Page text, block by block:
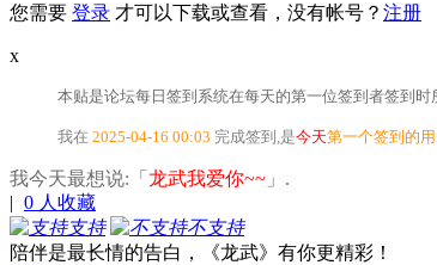
您需要 登录 才可以下载或查看，没有帐号？ 注册
x
本贴是论坛每日签到系统在每天的第一位签到者签到时
我在 2025-04-16 00:03 完成签到,是今天第一个签到的
我今天最想说:「 龙武我爱你~~ 」.
| 0 人收藏
支持
不支持
陪伴是最长情的告白，《龙武》有你更精彩！